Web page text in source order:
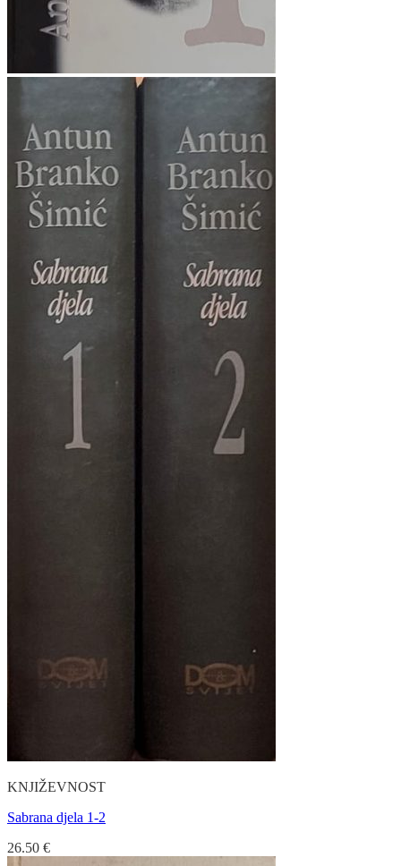
KNJIŽEVNOST
Sabrana djela 1-2
26.50 €